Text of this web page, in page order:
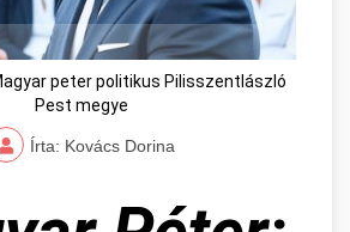
peter politikus Pilisszentlászló
Pest megye
Írta: Kovács Dorina